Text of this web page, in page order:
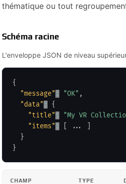
thématique ou tout
Schéma racine
L'enveloppe JSON de niveau
{
"message" : "OK" ,
"data" :
{
"title" : "My VR
"items" : ...
}
}
CHAMP TYPE